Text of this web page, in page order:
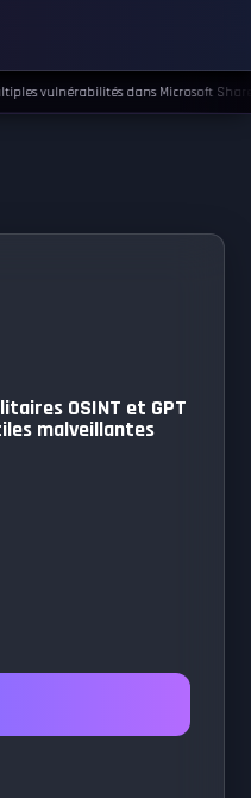
OSINT et GPT
malveillantes
vulnérabilités dans Microsoft